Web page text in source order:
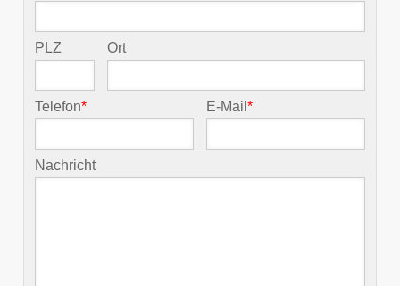
PLZ Ort
Telefon* E-Mail*
Nachricht